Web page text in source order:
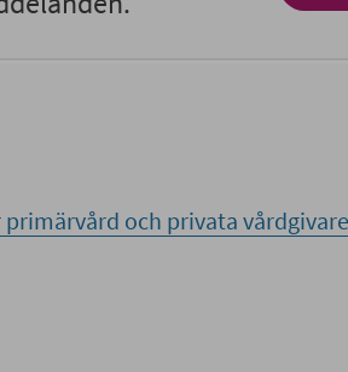
och privata vårdgivare